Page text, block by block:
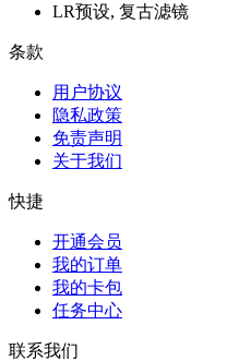
LR预设, 复古滤镜
条款
用户协议
隐私政策
免责声明
关于我们
快捷
开通会员
我的订单
我的卡包
任务中心
联系我们